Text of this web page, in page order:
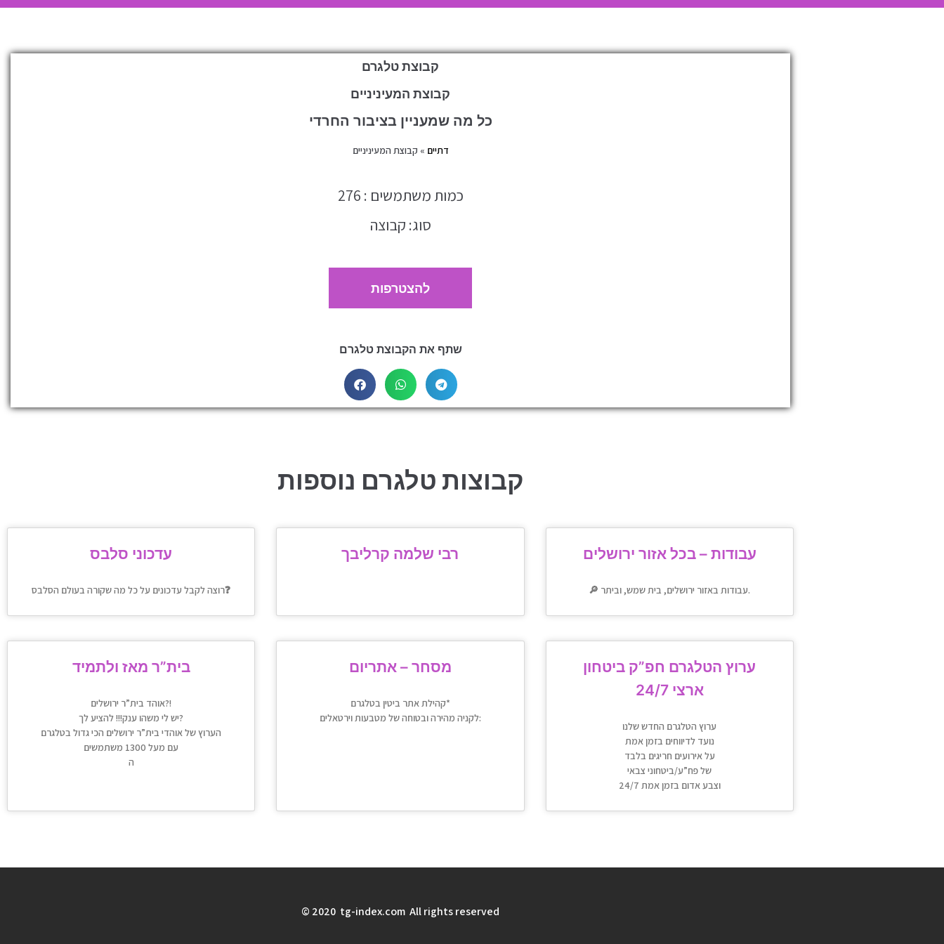
קבוצת טלגרם
קבוצת המעיניניים
כל מה שמעניין בציבור החרדי
דתיים » קבוצת המעיניניים
כמות משתמשים : 276
סוג: קבוצה
להצטרפות
שתף את הקבוצת טלגרם
קבוצות טלגרם נוספות
עדכוני סלבס
רוצה לקבל עדכונים על כל מה שקורה בעולם הסלבס❓
רבי שלמה קרליבך עבודות – בכל אזור ירושלים
🔎 עבודות באזור ירושלים, בית שמש, וביתר.
בית”ר מאז ולתמיד
אוהד בית”ר ירושלים?!
יש לי משהו ענק!!! להציע לך?
הערוץ של אוהדי בית”ר ירושלים הכי גדול בטלגרם
עם מעל 1300 משתמשים
ה
מסחר – אתריום
קהילת אתר ביטין בטלגרם*
לקניה מהירה ובטוחה של מטבעות וירטאלים:
ערוץ הטלגרם חפ”ק ביטחון
ארצי 24/7
ערוץ הטלגרם החדש שלנו
נועד לדיווחים בזמן אמת
על אירועים חריגים בלבד
של פח”ע/ביטחוני צבאי
וצבע אדום בזמן אמת 24/7
© 2020 tg-index.com All rights reserved